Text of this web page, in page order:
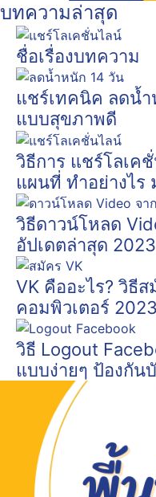
บทความล่าสุด
ชื่อเรื่องบทความ
แชร์เทคนิค ลดน้ำ
แบบสุขภาพดี
วิธีการ แชร์โลเค
แผนที่ ทำอย่างไร
วิธีดาวน์โหลด
อัปเดตล่าสุด 2023
VK คืออะไร? วิธี
คอมพิวเตอร์
วิธี Logout
แบบง่ายๆ ป้องกั